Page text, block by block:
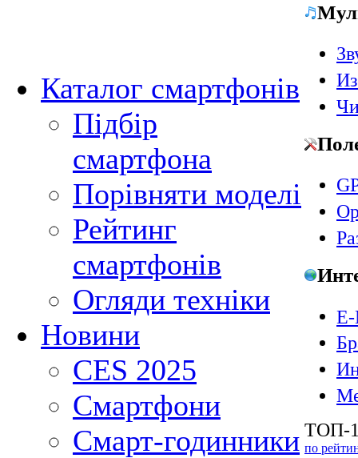
Каталог смартфонів
Підбір
смартфона
Порівняти моделі
Рейтинг
смартфонів
Огляди техніки
Новини
CES 2025
Смартфони
Смарт-годинники ТОП-
по